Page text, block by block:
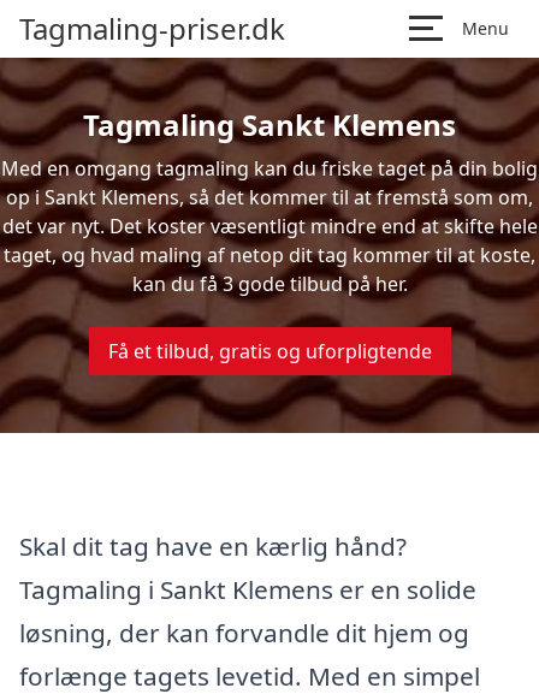
Tagmaling-priser.dk Menu
Tagmaling Sankt Klemens
Med en omgang tagmaling kan du friske taget på din bolig
op i Sankt Klemens, så det kommer til at fremstå som om,
det var nyt. Det koster væsentligt mindre end at skifte hele
taget, og hvad maling af netop dit tag kommer til at koste,
kan du få 3 gode tilbud på her.
Få et tilbud, gratis og uforpligtende
Skal dit tag have en kærlig hånd?
Tagmaling i Sankt Klemens er en solide
løsning, der kan forvandle dit hjem og
forlænge tagets levetid. Med en simpel